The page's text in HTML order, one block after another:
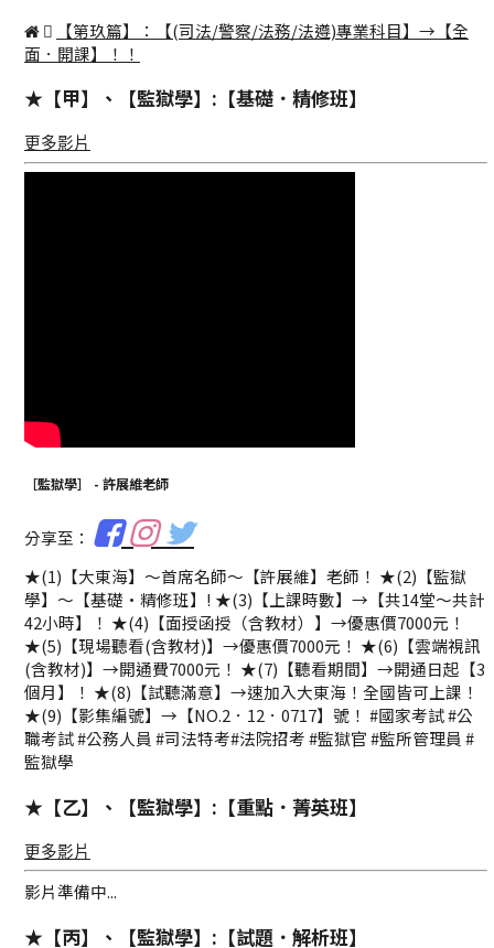
【第玖篇】：【(司法/警察/法務/法遵)專業科目】→【全
面．開課】！！
★【甲】、【監獄學】:【基礎．精修班】
更多影片
［監獄學］ - 許展維老師
分享至：
★(1)【大東海】～首席名師～【許展維】老師！ ★(2)【監獄
學】～【基礎·精修班】! ★(3)【上課時數】→【共14堂～共計
42小時】！ ★(4)【面授函授（含教材）】→優惠價7000元！
★(5)【現場聽看(含教材)】→優惠價7000元！ ★(6)【雲端視訊
(含教材)】→開通費7000元！ ★(7)【聽看期間】→開通日起【3
個月】！ ★(8)【試聽滿意】→速加入大東海！全國皆可上課！
★(9)【影集編號】→【NO.2．12．0717】號！ #國家考試 #公
職考試 #公務人員 #司法特考#法院招考 #監獄官 #監所管理員 #
監獄學
★【乙】、【監獄學】:【重點．菁英班】
更多影片
影片準備中...
★【丙】、【監獄學】:【試題．解析班】